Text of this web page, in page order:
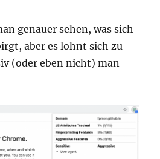
genauer sehen, was sich
aber es lohnt sich zu
(oder eben nicht) man